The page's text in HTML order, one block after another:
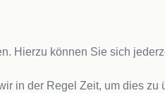
Hierzu können Sie sich
in der Regel Zeit, um dies zu